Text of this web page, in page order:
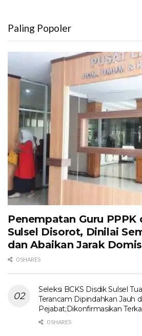
Paling Popoler
Penempatan Guru PPPK
Sulsel Disorot, Dinilai
dan Abaikan Jarak
0 SHARES
Seleksi BCKS Disdik Sulsel
Terancam Dipindahkan Jauh
Pejabat;Dikonfirmasikan
0 SHARES